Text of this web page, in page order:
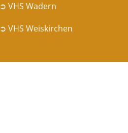
➲ VHS Wadern
➲ VHS Weiskirchen